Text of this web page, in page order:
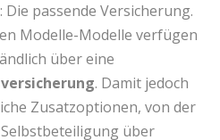
passende Versicherung.
Modelle-Modelle verfügen
über eine
. Damit jedoch
Zusatzoptionen, von der
über